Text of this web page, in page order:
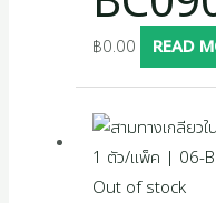
฿0.00 READ
Out of stock